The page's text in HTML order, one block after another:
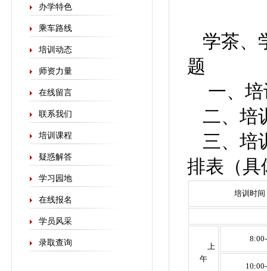
办学特色
乘车路线
培训动态
师资力量
在线留言
联系我们
培训课程
疑惑解答
学习园地
在线报名
学员风采
录取查询
学茶、
题
一、
二、培
三、培
排表（
培训时间
上
午